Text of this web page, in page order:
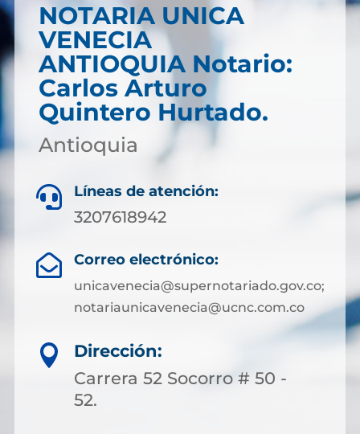
NOTARIA UNICA
VENECIA
ANTIOQUIA Notario:
Carlos Arturo
Quintero Hurtado.
Antioquia
 Líneas de atención:
3207618942
 Correo electrónico:
unicavenecia@supernotariado.gov.co;
notariaunicavenecia@ucnc.com.co

Dirección:
Carrera 52 Socorro # 50 -
52.